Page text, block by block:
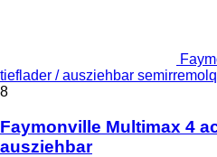
tieflader / ausziehbar
8
Faymonville Multimax 4
ausziehbar